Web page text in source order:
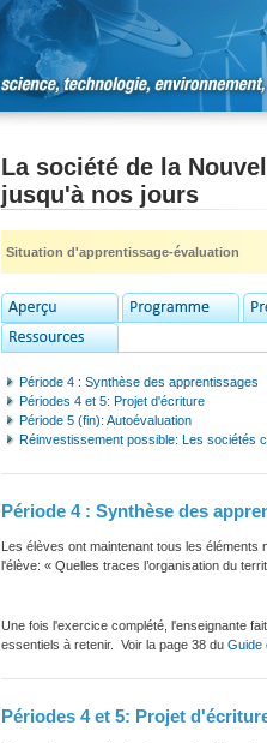
La société de la
jusqu'à nos jours
Situation d'apprentissage-évaluation
Période 4 : Synthèse des apprentissages
Périodes 4 et 5: Projet d'écriture
Période 5 (fin): Autoévaluation
Réinvestissement possible: Les sociétés
Période 4 : Synthèse des
Les élèves ont maintenant tous les
l'élève: « Quelles traces l’organisation du
Une fois l'exercice complété, l'enseignante
essentiels à retenir. Voir la page 38 du Guide
Périodes 4 et 5: Projet